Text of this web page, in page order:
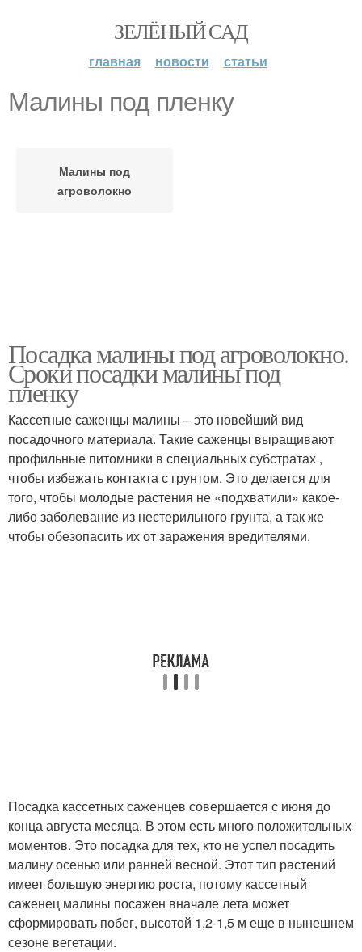
ЗЕЛЁНЫЙ САД
главная новости статьи
Малины под пленку
Малины под
агроволокно
Посадка малины под агроволокно.
Сроки посадки малины под
пленку
Кассетные саженцы малины – это новейший вид
посадочного материала. Такие саженцы выращивают
профильные питомники в специальных субстратах ,
чтобы избежать контакта с грунтом. Это делается для
того, чтобы молодые растения не «подхватили» какое-
либо заболевание из нестерильного грунта, а так же
чтобы обезопасить их от заражения вредителями.
Посадка кассетных саженцев совершается с июня до
конца августа месяца. В этом есть много положительных
моментов. Это посадка для тех, кто не успел посадить
малину осенью или ранней весной. Этот тип растений
имеет большую энергию роста, потому кассетный
саженец малины посажен вначале лета может
сформировать побег, высотой 1,2-1,5 м еще в нынешнем
сезоне вегетации.